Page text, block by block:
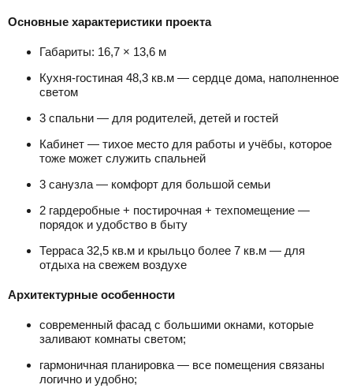
Основные характеристики проекта
Габариты: 16,7 × 13,6 м
Кухня-гостиная 48,3 кв.м — сердце дома, наполненное
светом
3 спальни — для родителей, детей и гостей
Кабинет — тихое место для работы и учёбы, которое
тоже может служить спальней
3 санузла — комфорт для большой семьи
2 гардеробные + постирочная + техпомещение —
порядок и удобство в быту
Терраса 32,5 кв.м и крыльцо более 7 кв.м — для
отдыха на свежем воздухе
Архитектурные особенности
современный фасад с большими окнами, которые
заливают комнаты светом;
гармоничная планировка — все помещения связаны
логично и удобно;